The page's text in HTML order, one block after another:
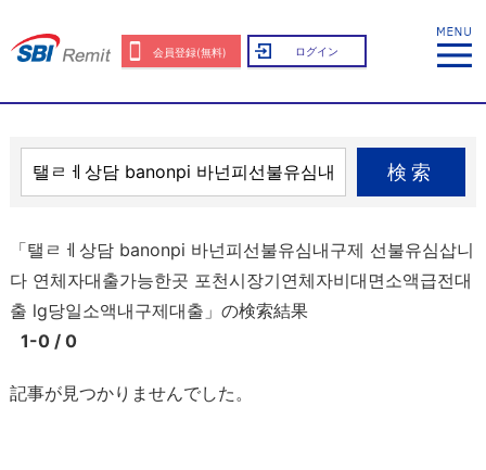
会員登録(無料) ログイン
検索
「탤ㄹㅔ상담 banonpi 바넌피선불유심내구제 선불유심삽니
다 연체자대출가능한곳 포천시장기연체자비대면소액급전대
출 lg당일소액내구제대출」の検索結果
1-0 / 0
記事が見つかりませんでした。